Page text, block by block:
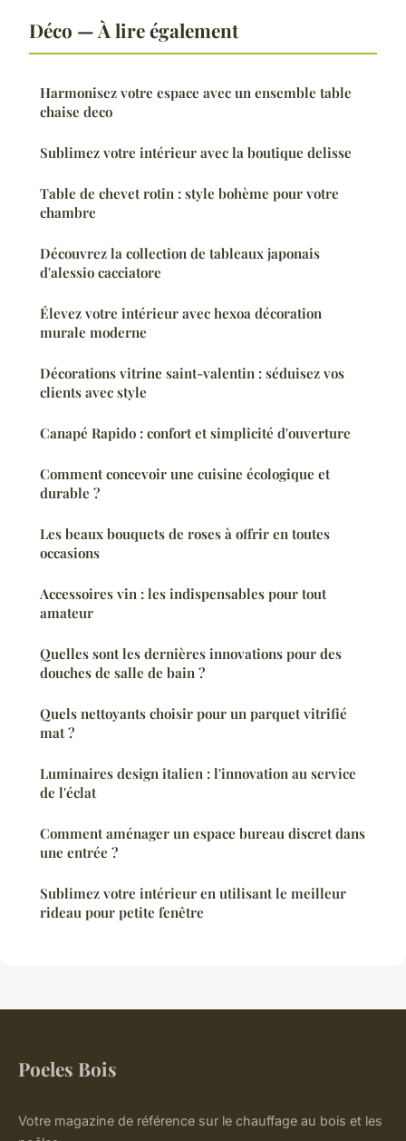
Déco — À lire également
Harmonisez votre espace avec un ensemble table
chaise deco
Sublimez votre intérieur avec la boutique delisse
Table de chevet rotin : style bohème pour votre
chambre
Découvrez la collection de tableaux japonais
d'alessio cacciatore
Élevez votre intérieur avec hexoa décoration
murale moderne
Décorations vitrine saint-valentin : séduisez vos
clients avec style
Canapé Rapido : confort et simplicité d'ouverture
Comment concevoir une cuisine écologique et
durable ?
Les beaux bouquets de roses à offrir en toutes
occasions
Accessoires vin : les indispensables pour tout
amateur
Quelles sont les dernières innovations pour des
douches de salle de bain ?
Quels nettoyants choisir pour un parquet vitrifié
mat ?
Luminaires design italien : l'innovation au service
de l'éclat
Comment aménager un espace bureau discret dans
une entrée ?
Sublimez votre intérieur en utilisant le meilleur
rideau pour petite fenêtre
Poeles Bois
Votre magazine de référence sur le chauffage au bois et les